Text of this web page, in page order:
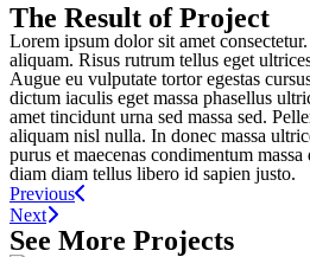
The Result of Project
Lorem ipsum dolor sit amet
aliquam. Risus rutrum tellus eget
Augue eu vulputate tortor egestas
dictum iaculis eget massa phasellus
amet tincidunt urna sed massa sed.
aliquam nisl nulla. In donec massa
purus et maecenas condimentum
diam diam tellus libero id sapien justo.
Previous
Next
See More Projects